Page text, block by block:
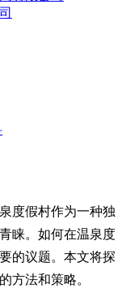
度假村作为一种独
睐。如何在温泉度
的议题。本文将探
方法和策略。